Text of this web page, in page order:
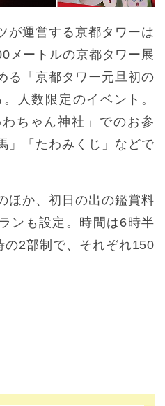
が運営する京都タワーは
メートルの京都タワー展
る「京都タワー元旦初の
人数限定のイベント。
ちゃん神社」でのお参
」「たわみくじ」などで
ほか、初日の出の鑑賞料
ンも設定。時間は6時半
2部制で、それぞれ150